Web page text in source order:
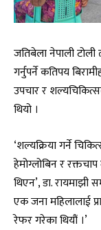
जतिबेला नेपाली टोली
गर्नुपर्ने कतिपय
उपचार र
थियो ।
‘शल्यक्रिया गर्ने
हेमोग्लोबिन र
थिएन’, डा. रायमाझी
एक जना महिलालाई
रेफर गरेका थियौं ।’